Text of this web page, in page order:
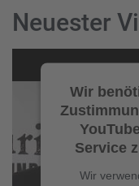
Neuester
Player
Wir
Service
Wir